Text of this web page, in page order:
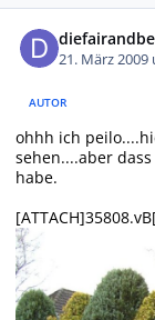
21. März 2009
AUTOR
ohhh ich
sehen....aber
habe.